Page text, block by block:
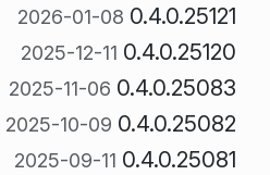
0.4.0.25121
2026-01-08
0.4.0.25120
2025-12-11
0.4.0.25083
2025-11-06
0.4.0.25082
2025-10-09
0.4.0.25081
2025-09-11